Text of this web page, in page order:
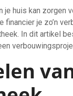
je huis kan
financier je zo’n
In dit artikel